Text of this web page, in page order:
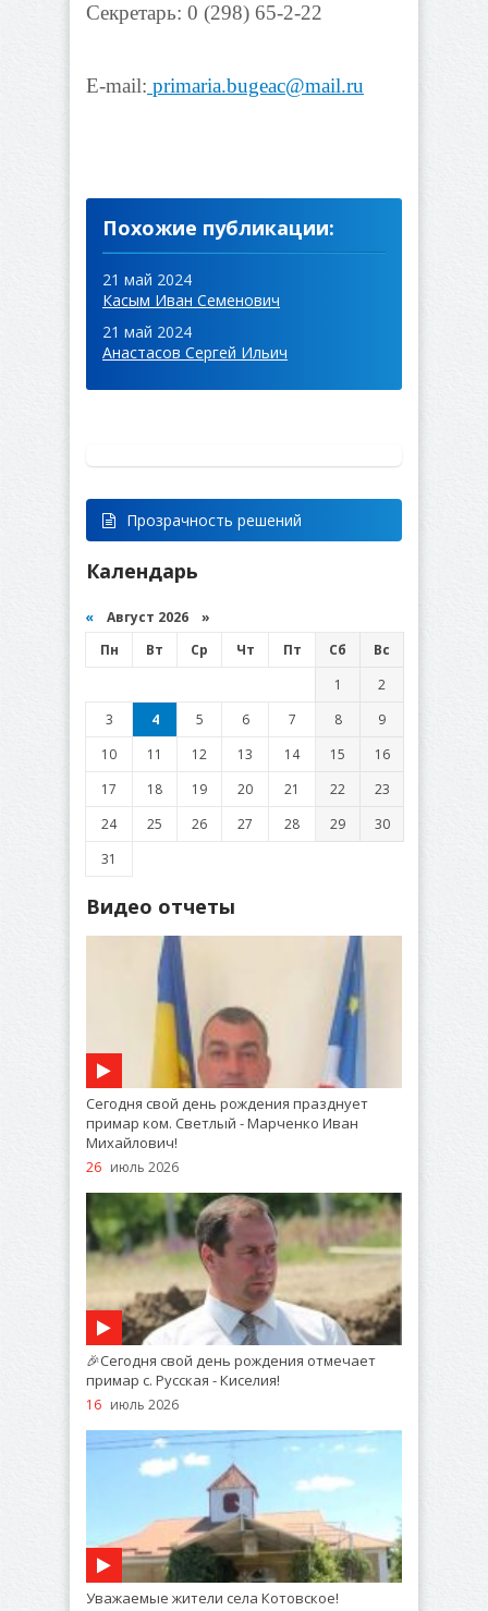
Секретарь: 0 (298) 65-2-22
E-mail: primaria.bugeac@mail.ru
Похожие публикации:
21 май 2024
Касым Иван Семенович
21 май 2024
Анастасов Сергей Ильич
Прозрачность решений
Календарь
« Август 2026 »
Пн
Вт Ср Чт Пт Сб
Вс
1
2
3
4 5 6 7 8
9
10
11 12 13 14 15
16
17
18 19 20 21 22
23
24
25 26 27 28 29
30
31
Видео отчеты
Сегодня свой день рождения празднует
примар ком. Светлый - Марченко Иван
Михайлович!
26 июль 2026
🎉Сегодня свой день рождения отмечает
примар с. Русская - Киселия!
16 июль 2026
Уважаемые жители села Котовское!